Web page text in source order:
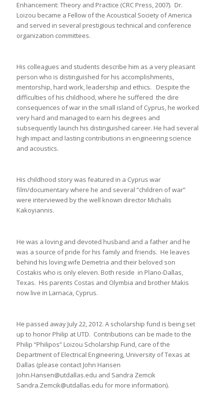
Enhancement: Theory and Practice (CRC Press, 2007). Dr.
Loizou became a Fellow of the Acoustical Society of America
and served in several prestigious technical and conference
organization committees.
His colleagues and students describe him as a very pleasant
person who is distinguished for his accomplishments,
mentorship, hard work, leadership and ethics. Despite the
difficulties of his childhood, where he suffered the dire
consequences of war in the small island of Cyprus, he worked
very hard and managed to earn his degrees and
subsequently launch his distinguished career. He had several
high impact and lasting contributions in engineering science
and acoustics.
His childhood story was featured in a Cyprus war
film/documentary where he and several “children of war”
were interviewed by the well known director Michalis
Kakoyiannis.
He was a loving and devoted husband and a father and he
was a source of pride for his family and friends. He leaves
behind his loving wife Demetria and their beloved son
Costakis who is only eleven. Both reside in Plano-Dallas,
Texas. His parents Costas and Olymbia and brother Makis
now live in Larnaca, Cyprus.
He passed away July 22, 2012. A scholarship fund is being set
up to honor Philip at UTD. Contributions can be made to the
Philip “Philipos” Loizou Scholarship Fund, care of the
Department of Electrical Engineering, University of Texas at
Dallas (please contact John Hansen
John.Hansen@utdallas.edu and Sandra Zemcik
Sandra.Zemcik@utdallas.edu for more information).